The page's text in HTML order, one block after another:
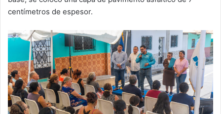
centímetros de espesor.